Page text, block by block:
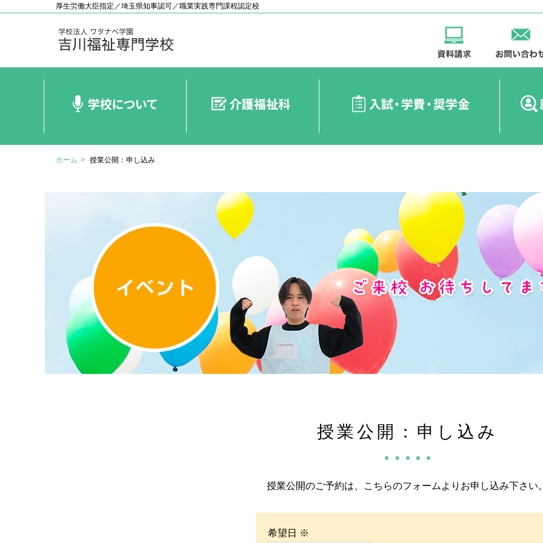
厚生労働大臣指定／埼玉県知事認可／職業実践専門課程認定校
ホーム 授業公開：申し込み
授業公開：申し込み
授業公開のご予約は、こちらのフォームよりお申し込み下さい
希望日 ※